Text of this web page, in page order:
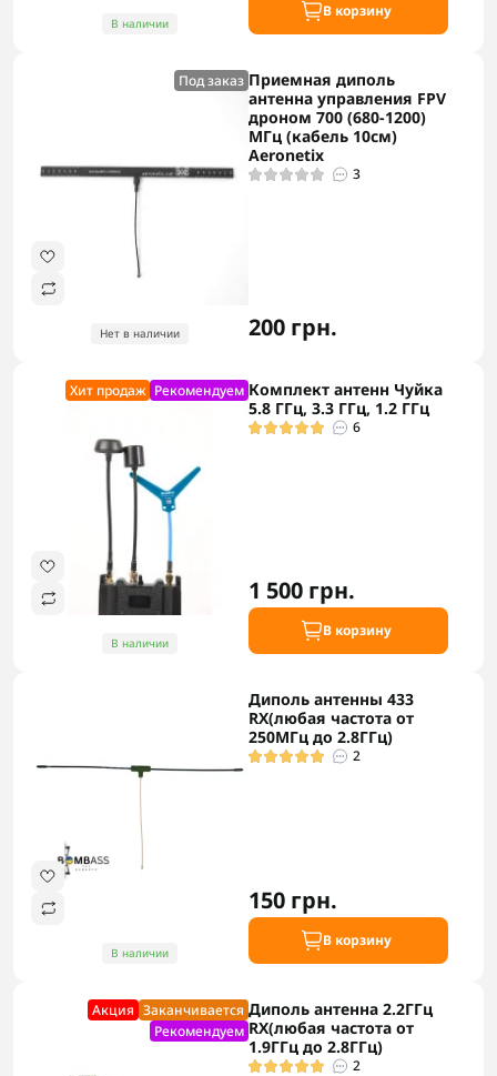
В наличии
В корзину
Под заказ
Нет в наличии
Приемная диполь
антенна управления FPV
дроном 700 (680-1200)
МГц (кабель 10см)
Aeronetix
3
200 грн.
Хит продаж Рекомендуем
В наличии
Комплект антенн Чуйка
5.8 ГГц, 3.3 ГГц, 1.2 ГГц
6
1 500 грн.
В корзину
В наличии
Диполь антенны 433
RX(любая частота от
250МГц до 2.8ГГц)
2
150 грн.
В корзину
Акция Заканчивается
Рекомендуем
Диполь антенна 2.2ГГц
RX(любая частота от
1.9ГГц до 2.8ГГц)
2